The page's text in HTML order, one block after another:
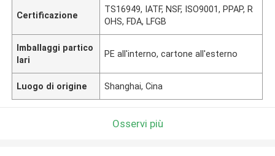
Certificazione
TS16949, IATF, NSF, ISO9001, PPAP, R
OHS, FDA, LFGB
Imballaggi partico
lari
PE all'interno, cartone all'esterno
Luogo di origine Shanghai, Cina
Osservi più